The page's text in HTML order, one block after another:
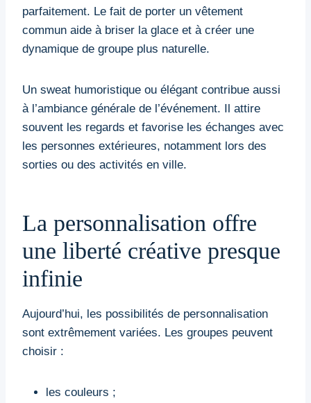
parfaitement. Le fait de porter un vêtement
commun aide à briser la glace et à créer une
dynamique de groupe plus naturelle.
Un sweat humoristique ou élégant contribue aussi
à l’ambiance générale de l’événement. Il attire
souvent les regards et favorise les échanges avec
les personnes extérieures, notamment lors des
sorties ou des activités en ville.
La personnalisation offre
une liberté créative presque
infinie
Aujourd’hui, les possibilités de personnalisation
sont extrêmement variées. Les groupes peuvent
choisir :
les couleurs ;